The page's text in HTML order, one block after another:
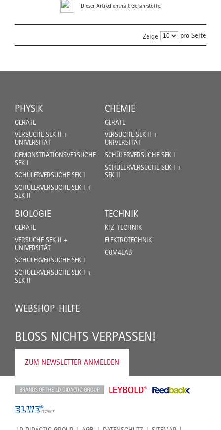
Dieser Artikel enthält Gefahrstoffe.
Zeige pro Seite
PHYSIK
GERÄTE
VERSUCHE SEK II +
UNIVERSITÄT
DEMONSTRATIONSVERSUCHE
SEK I
SCHÜLERVERSUCHE SEK I
SCHÜLERVERSUCHE SEK I +
SEK II
CHEMIE
GERÄTE
VERSUCHE SEK II +
UNIVERSITÄT
SCHÜLERVERSUCHE SEK I
SCHÜLERVERSUCHE SEK I +
SEK II
BIOLOGIE
GERÄTE
VERSUCHE SEK II +
UNIVERSITÄT
SCHÜLERVERSUCHE SEK I
SCHÜLERVERSUCHE SEK I +
SEK II
TECHNIK
KFZ-TECHNIK
ELEKTROTECHNIK
COM4LAB
WEBSHOP-HILFE
BLOSS NICHTS VERPASSEN!
ZUM NEWSLETTER ANMELDEN